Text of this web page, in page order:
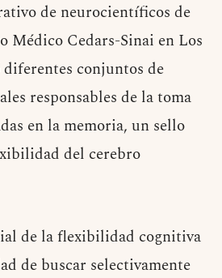
de neurocientíficos de
Médico Cedars-Sinai en Los
conjuntos de
responsables de la toma
en la memoria, un sello
del cerebro
de la flexibilidad cognitiva
de buscar selectivamente